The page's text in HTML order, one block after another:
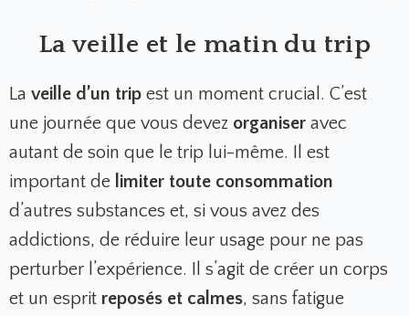
La veille et le matin du trip
La veille d’un trip est un moment crucial. C’est
une journée que vous devez organiser avec
autant de soin que le trip lui-même. Il est
important de limiter toute consommation
d’autres substances et, si vous avez des
addictions, de réduire leur usage pour ne pas
perturber l’expérience. Il s’agit de créer un corps
et un esprit reposés et calmes, sans fatigue